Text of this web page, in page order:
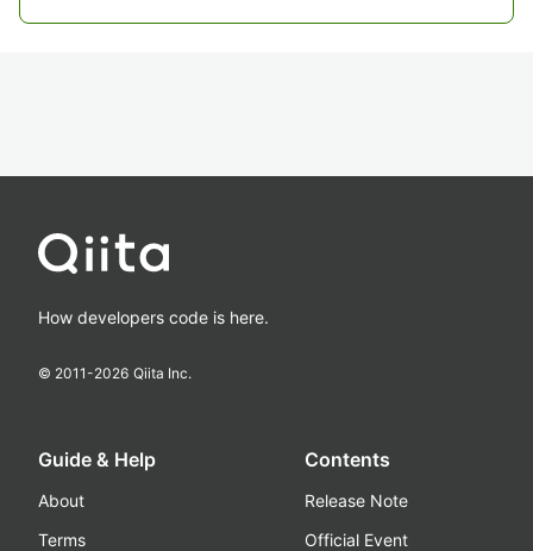
How developers code is here.
© 2011-2026 Qiita Inc.
Guide & Help
About
Terms
Contents
Release Note
Official Event